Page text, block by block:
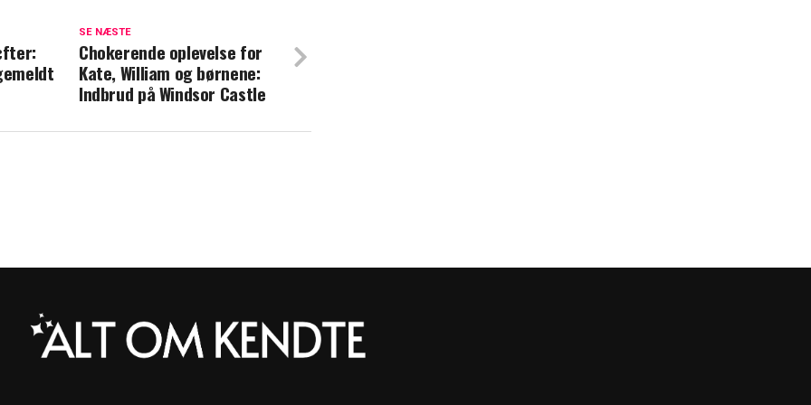
familien: Nu tager Meghan et
SE NÆSTE
Chokerende oplevelse for
Kate, William og børnene:
Indbrud på Windsor Castle